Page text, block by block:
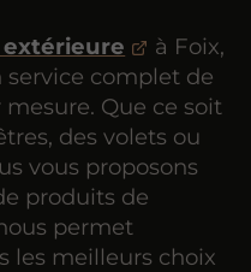
à Foix,
complet de
Que ce soit
des volets ou
vous proposons
produits de
permet
les meilleurs choix